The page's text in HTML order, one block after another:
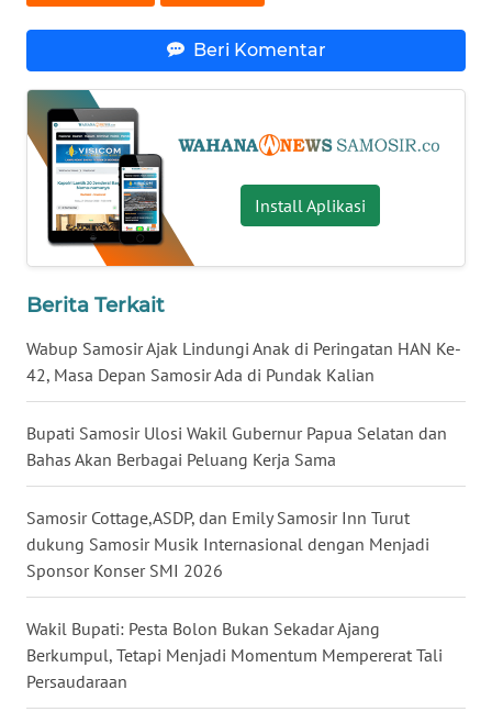
Beri Komentar
Install Aplikasi
Berita Terkait
Wabup Samosir Ajak Lindungi Anak di Peringatan HAN Ke-
42, Masa Depan Samosir Ada di Pundak Kalian
Bupati Samosir Ulosi Wakil Gubernur Papua Selatan dan
Bahas Akan Berbagai Peluang Kerja Sama
Samosir Cottage,ASDP, dan Emily Samosir Inn Turut
dukung Samosir Musik Internasional dengan Menjadi
Sponsor Konser SMI 2026
Wakil Bupati: Pesta Bolon Bukan Sekadar Ajang
Berkumpul, Tetapi Menjadi Momentum Mempererat Tali
Persaudaraan
LABUHANBATU
WN
TAPANULI
TENGAH
WN DELI
SERDANG
TINGGI
WN
PAKPAK
WN
KARAWANG
WN
BEKASI
WN
BOGOR
WN
DEPOK